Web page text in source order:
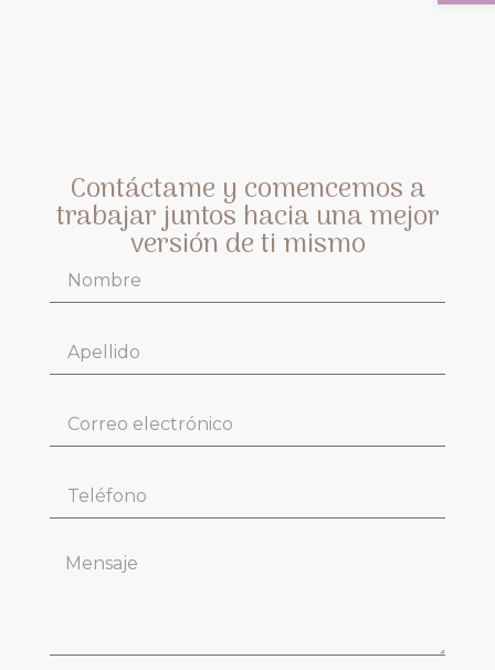
Contáctame y comencemos a
trabajar juntos hacia una mejor
versión de ti mismo